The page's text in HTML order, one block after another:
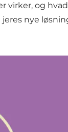
virker, og
jeres nye